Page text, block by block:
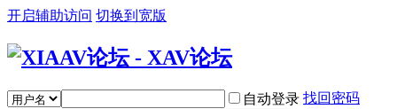
开启辅助访问 切换到宽版
自动登录 找回密码